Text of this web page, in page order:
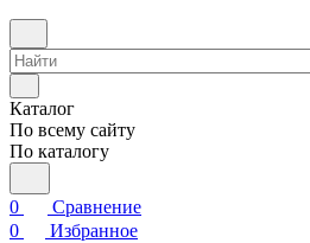
Каталог
По всему сайту
По каталогу
0
Сравнение
0
Избранное